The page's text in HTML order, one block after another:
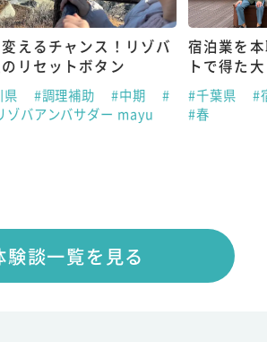
えるチャンス！リゾバ
リセットボタン
県 #調理補助 #中期
#
ゾバアンバサダー mayu
宿泊業を
トで得た
#千葉県
#
#春
験談一覧を見る